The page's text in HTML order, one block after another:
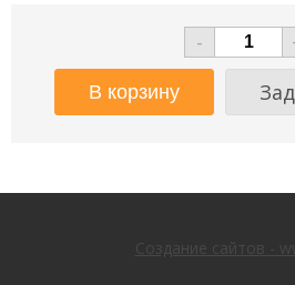
-
Создание сайтов -